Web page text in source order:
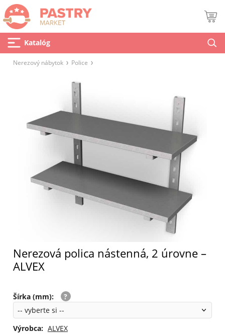
Katalóg
Nerezový nábytok Police
Nerezová polica nástenná, 2 úrovne –
ALVEX
Šírka (mm):
Výrobca: ALVEX